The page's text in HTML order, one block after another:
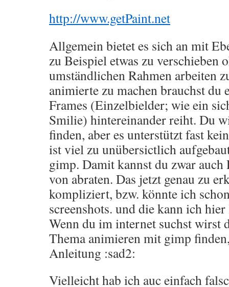
http://www.getPaint.net
Allgemein bietet es sich an mit
zu Beispiel etwas zu verschieben
umständlichen Rahmen arbeiten
animierte zu machen brauchst du
Frames (Einzelbielder; wie ein
Smilie) hintereinander reiht. Du
finden, aber es unterstützt fast
ist viel zu unübersictlich
gimp. Damit kannst du zwar
von abraten. Das jetzt genau zu
kompliziert, bzw. könnte ich
screenshots. und die kann ich
Wenn du im internet suchst wirst
Thema animieren mit gimp
Anleitung :sad2:
Vielleicht hab ich auc einfach